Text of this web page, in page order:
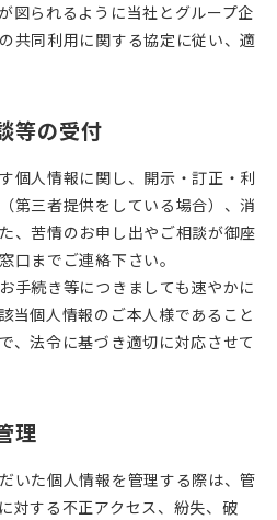
図られるように当社とグループ企
共同利用に関する協定に従い、適
等の受付
個人情報に関し、開示・訂正・利
第三者提供をしている場合）、消
、苦情のお申し出やご相談が御座
口までご連絡下さい。
手続き等につきましても速やかに
当個人情報のご本人様であること
、法令に基づき適切に対応させて
理
いた個人情報を管理する際は、管
対する不正アクセス、紛失、破